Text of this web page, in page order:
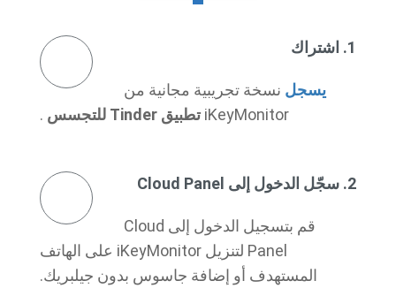
1. اشتراك
يسجل نسخة تجريبية مجانية من
iKeyMonitor تطبيق Tinder للتجسس .
2. سجّل الدخول إلى Cloud Panel
قم بتسجيل الدخول إلى Cloud
Panel لتنزيل iKeyMonitor على الهاتف
المستهدف أو إضافة جاسوس بدون جيلبريك.